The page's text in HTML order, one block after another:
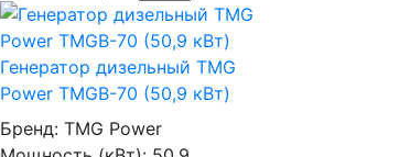
Генератор дизельный TMG
Power TMGB-70 (50,9 кВт)
Бренд: TMG Power